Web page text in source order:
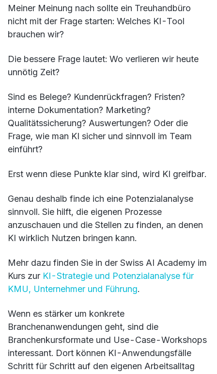
Meiner Meinung nach sollte ein Treuhandbüro
nicht mit der Frage starten: Welches KI-Tool
brauchen wir?
Die bessere Frage lautet: Wo verlieren wir heute
unnötig Zeit?
Sind es Belege? Kundenrückfragen? Fristen?
interne Dokumentation? Marketing?
Qualitätssicherung? Auswertungen? Oder die
Frage, wie man KI sicher und sinnvoll im Team
einführt?
Erst wenn diese Punkte klar sind, wird KI greifbar.
Genau deshalb finde ich eine Potenzialanalyse
sinnvoll. Sie hilft, die eigenen Prozesse
anzuschauen und die Stellen zu finden, an denen
KI wirklich Nutzen bringen kann.
Mehr dazu finden Sie in der Swiss AI Academy im
Kurs zur KI-Strategie und Potenzialanalyse für
KMU, Unternehmer und Führung.
Wenn es stärker um konkrete
Branchenanwendungen geht, sind die
Branchenkursformate und Use-Case-Workshops
interessant. Dort können KI-Anwendungsfälle
Schritt für Schritt auf den eigenen Arbeitsalltag